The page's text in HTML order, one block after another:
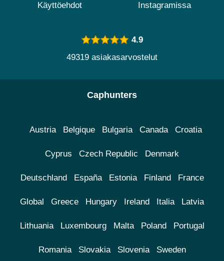
Käyttöehdot Instagramissa
4.9
49319 asiakasarvostelut
Caphunters
Austria Belgique Bulgaria Canada Croatia
Cyprus Czech Republic Denmark
Deutschland España Estonia Finland France
Global Greece Hungary Ireland Italia Latvia
Lithuania Luxembourg Malta Poland Portugal
Romania Slovakia Slovenia Sweden